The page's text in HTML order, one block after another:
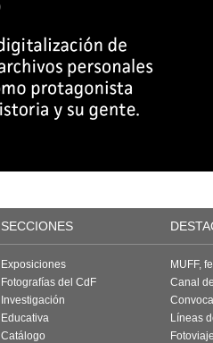
SECCIONES
Exposiciones
Fotografías del CdF
Investigación
Educativa
Catálogo
MUFF,
Canal
Líneas